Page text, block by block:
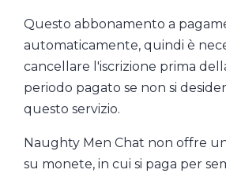
Questo abbonamento a
automaticamente, quindi è
cancellare l'iscrizione prima
periodo pagato se non si
questo servizio.
Naughty Men Chat non offre
su monete, in cui si paga per